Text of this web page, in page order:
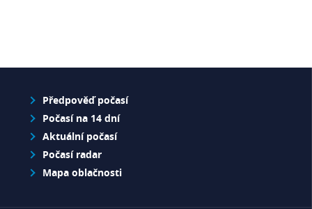
Předpověď počasí
Počasí na 14 dní
Aktuální počasí
Počasí radar
Mapa oblačnosti